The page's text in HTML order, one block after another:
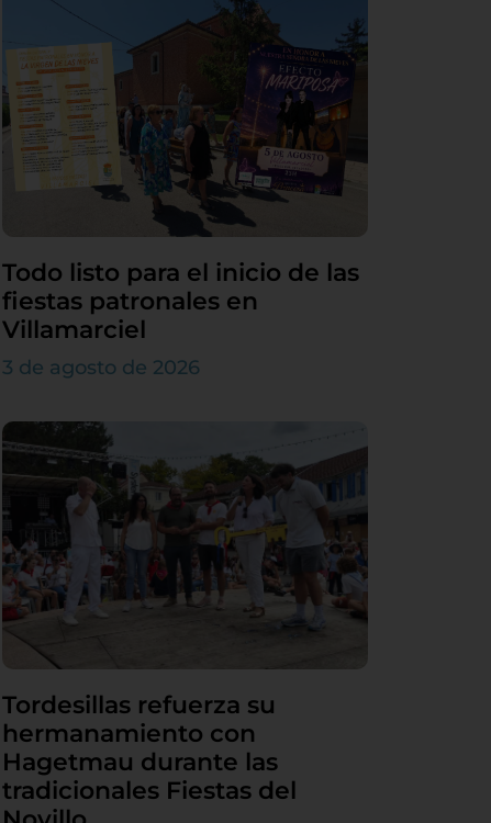
Todo listo para el inicio de las
fiestas patronales en
Villamarciel
3 de agosto de 2026
Tordesillas refuerza su
hermanamiento con
Hagetmau durante las
tradicionales Fiestas del